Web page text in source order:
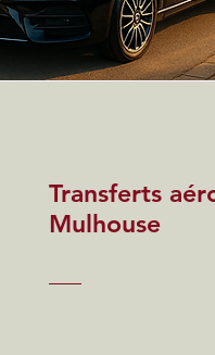
Transferts
Mulhouse